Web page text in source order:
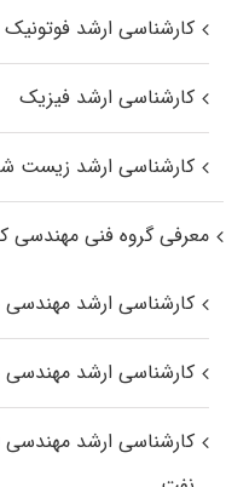
کارشناسی ارشد فوتونیک
کارشناسی ارشد فیزیک
کارشناسی ارشد زیست‌
معرفی گروه فنی مهندسی
کارشناسی ارشد مهندسی
کارشناسی ارشد مهندسی
کارشناسی ارشد مهندسی